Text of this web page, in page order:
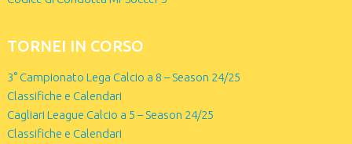
TORNEI IN CORSO
3° Campionato Lega Calcio a 8 – Season 24/25
Classifiche e Calendari
Cagliari League Calcio a 5 – Season 24/25
Classifiche e Calendari